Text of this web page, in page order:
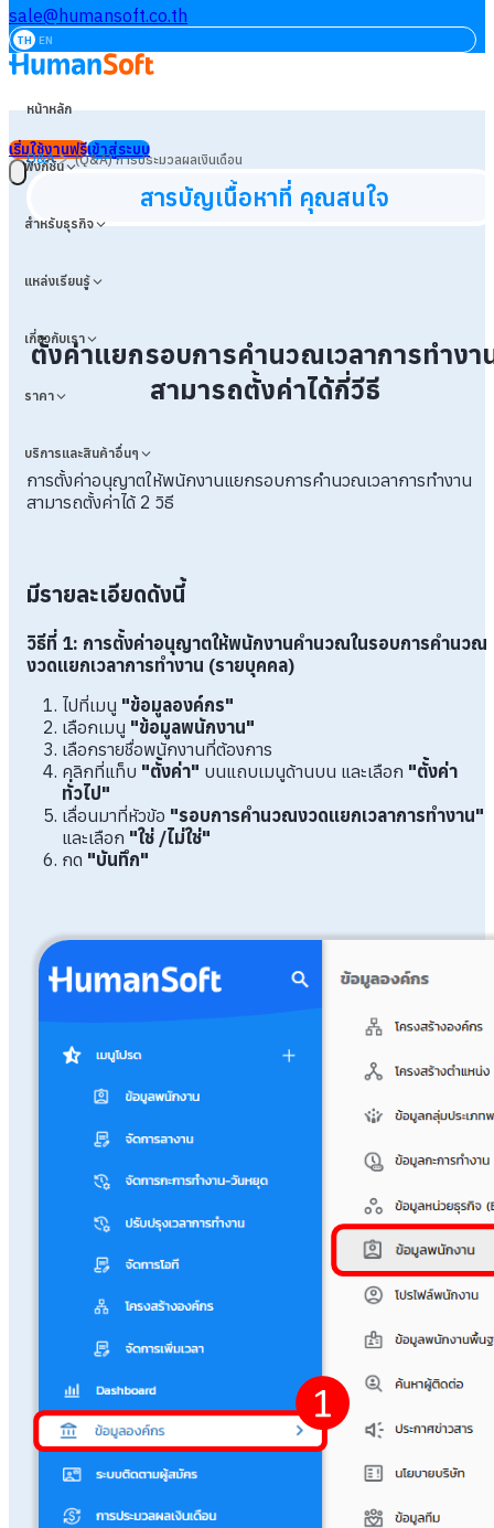
sale@humansoft.co.th
TH EN
หน้าหลัก
ฟังก์ชัน
สำหรับธุรกิจ
แหล่งเรียนรู้
เกี่ยวกับเรา
ราคา
บริการและสินค้าอื่นๆ
เริ่มใช้งานฟรีเข้าสู่ระบบ
Q&A>(Q&A) การประมวลผลเงินเดือน
สารบัญเนื้อหาที่ คุณสนใจ
ตั้งค่าแยกรอบการคำนวณเวลาการทำงา
สามารถตั้งค่าได้กี่วีธี
การตั้งค่าอนุญาตให้พนักงานแยกรอบการคำนวณเวลาการทำงาน
สามารถตั้งค่าได้ 2 วิธี
มีรายละเอียดดังนี้
วิธีที่ 1: การตั้งค่าอนุญาตให้พนักงานคำนวณในรอบการคำนวณ
งวดแยกเวลาการทำงาน (รายบุคคล)
ไปที่เมนู "ข้อมูลองค์กร"
เลือกเมนู "ข้อมูลพนักงาน"
เลือกรายชื่อพนักงานที่ต้องการ
คลิกที่แท็บ "ตั้งค่า" บนแถบเมนูด้านบน และเลือก "ตั้งค่า
ทั่วไป"
เลื่อนมาที่หัวข้อ "รอบการคำนวณงวดแยกเวลาการทำงาน"
และเลือก "ใช่ /ไม่ใช่"
กด "บันทึก"